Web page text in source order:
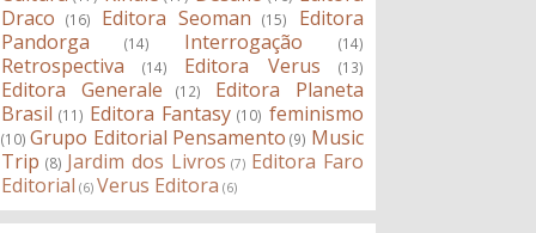
Draco
(16) Editora Seoman (15)
Editora
Pandorga
(14) Interrogação (14)
Retrospectiva (14) Editora Verus (13)
Editora Generale (12)
Editora Planeta
Brasil (11) Editora Fantasy (10) feminismo
(10) Grupo Editorial Pensamento (9) Music
Trip (8) Jardim dos Livros (7) Editora Faro
Editorial (6) Verus Editora (6)